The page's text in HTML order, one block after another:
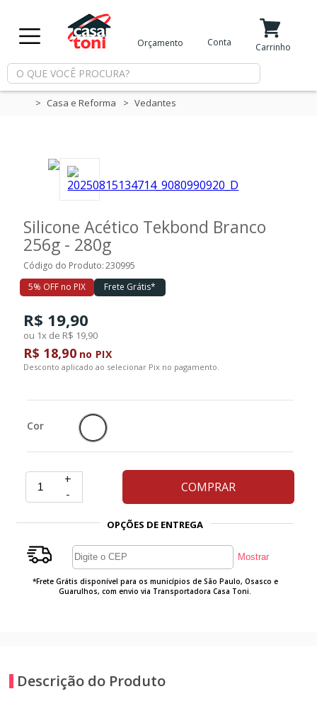
Minha Conta
Meus Favoritos
Departamentos
Limpeza
Ferramentas
Marcas
PROMOÇÃO
Orçamento Conta Carrinho
Casa e Reforma Vedantes
Silicone Acético Tekbond Branco
256g - 280g
Código do Produto: 230995
5% OFF no PIX
Frete Grátis*
R$ 19,90
ou 1x de R$ 19,90
R$ 18,90no PIX
Desconto aplicado ao selecionar Pix no pagamento.
Cor
+
-
COMPRAR
OPÇÕES DE ENTREGA
*Frete Grátis disponível para os municípios de São Paulo, Osasco e
Guarulhos, com envio via Transportadora Casa Toni.
Descrição do Produto